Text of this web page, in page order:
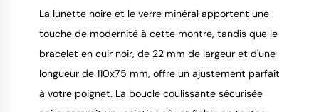
La lunette noire et le verre minéral apportent une
touche de modernité à cette montre, tandis que le
bracelet en cuir noir, de 22 mm de largeur et d'une
longueur de 110x75 mm, offre un ajustement parfait
à votre poignet. La boucle coulissante sécurisée